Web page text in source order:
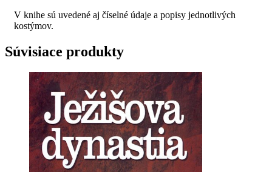
V knihe sú uvedené aj číselné údaje a popisy jednotlivých
kostýmov.
Súvisiace produkty